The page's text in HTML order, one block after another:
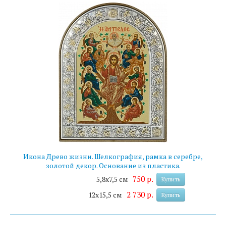
Икона Древо жизни. Шелкография, рамка в серебре,
золотой декор. Основание из пластика.
5,8х7,5 см 750 р. Купить
12х15,5 см 2 730 р. Купить